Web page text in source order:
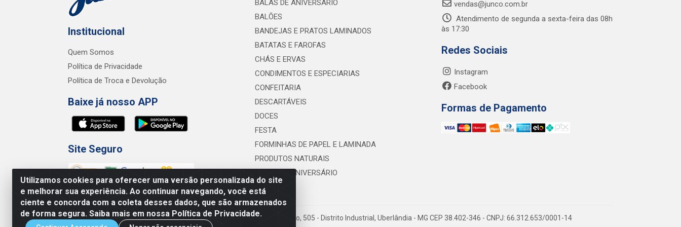
Utilizamos cookies para oferecer uma versão personalizada do site
e melhorar sua experiência. Ao continuar navegando, você está
ciente e concorda com a coleta desses dados, que são armazenados
de forma segura. Saiba mais em nossa Política de Privacidade.
Institucional
Quem Somos
Política de Privacidade
Política de Troca e Devolução
Baixe já nosso APP
Site Seguro
BALAS DE ANIVERSÁRIO
BALÕES
BANDEJAS E PRATOS LAMINADOS
BATATAS E FAROFAS
CHÁS E ERVAS
CONDIMENTOS E ESPECIARIAS
CONFEITARIA
DESCARTÁVEIS
DOCES
FESTA
FORMINHAS DE PAPEL E LAMINADA
PRODUTOS NATURAIS
VELAS DE ANIVERSÁRIO
vendas@junco.com.br
Atendimento de segunda a sexta-feira das 08h
às 17:30
Redes Sociais
Instagram
Facebook
Formas de Pagamento
Junco Industria e Comercio Ltda - R. Lineu Anterino Mariano, 505 - Distrito Industrial, Uberlândia - MG CEP 38.402-346 - CNPJ: 66.312.653/0001-14